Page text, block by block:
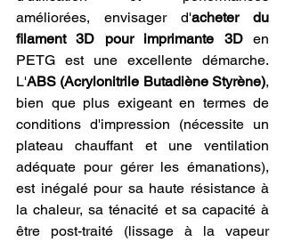
améliorées, envisager d'acheter du
filament 3D pour imprimante 3D en
PETG est une excellente démarche.
L'ABS (Acrylonitrile Butadiène Styrène),
bien que plus exigeant en termes de
conditions d'impression (nécessite un
plateau chauffant et une ventilation
adéquate pour gérer les émanations),
est inégalé pour sa haute résistance à
la chaleur, sa ténacité et sa capacité à
être post-traité (lissage à la vapeur